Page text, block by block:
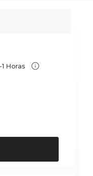
Horas